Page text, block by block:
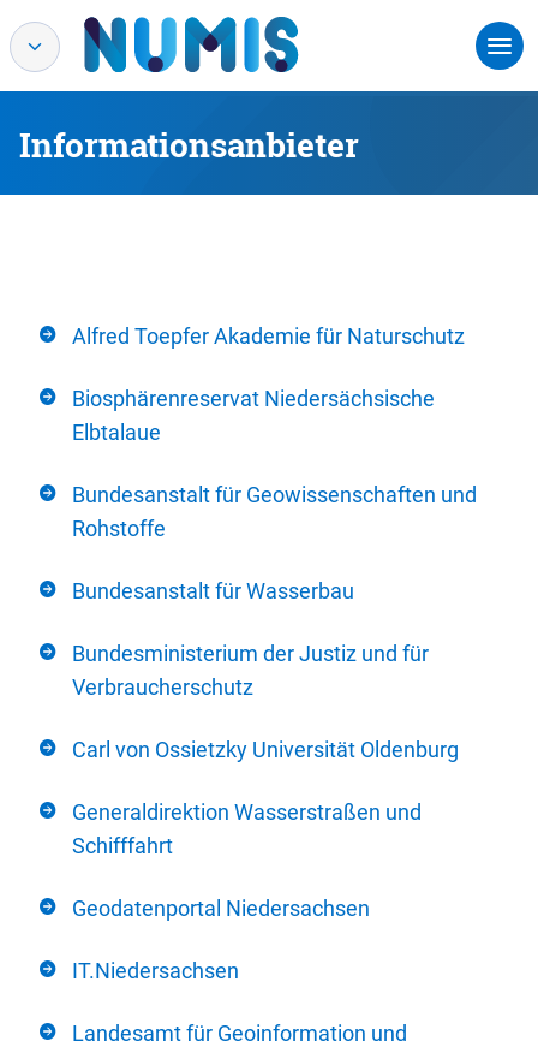
Informationsanbieter
Alfred Toepfer Akademie für Naturschutz
Biosphärenreservat Niedersächsische
Elbtalaue
Bundesanstalt für Geowissenschaften und
Rohstoffe
Bundesanstalt für Wasserbau
Bundesministerium der Justiz und für
Verbraucherschutz
Carl von Ossietzky Universität Oldenburg
Generaldirektion Wasserstraßen und
Schifffahrt
Geodatenportal Niedersachsen
IT.Niedersachsen
Landesamt für Geoinformation und